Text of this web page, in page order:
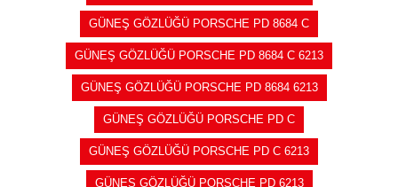
GÜNEŞ GÖZLÜĞÜ PORSCHE PD 8684 C
GÜNEŞ GÖZLÜĞÜ PORSCHE PD 8684 C 6213
GÜNEŞ GÖZLÜĞÜ PORSCHE PD 8684 6213
GÜNEŞ GÖZLÜĞÜ PORSCHE PD C
GÜNEŞ GÖZLÜĞÜ PORSCHE PD C 6213
GÜNEŞ GÖZLÜĞÜ PORSCHE PD 6213